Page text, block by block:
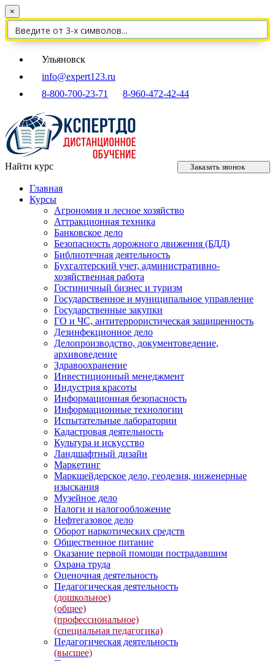
×
Ульяновск
info@expert123.ru
8-800-700-23-71
8-960-472-42-44
Найти курс Заказать звонок
Главная
Курсы
Агрономия и лесное хозяйство
Аттракционная техника
Банковское дело
Безопасность дорожного движения (БДД)
Библиотечная деятельность
Бухгалтерский учет, административно-
хозяйственная работа
Гостиничный бизнес и туризм
Государственное и муниципальное управление
Государственные закупки
ГО и ЧС, антитеррористическая защищенность
Дезинфекционное дело
Делопроизводство, документоведение,
архивоведение
Здравоохранение
Инвестиционный менеджмент
Индустрия красоты
Информационная безопасность
Информационные технологии
Испытательные лаборатории
Кадастровая деятельность
Культура и искусство
Ландшафтный дизайн
Маркетинг
Маркшейдерское дело, геодезия, инженерные
изыскания
Музейное дело
Налоги и налогообложение
Нефтегазовое дело
Оборот наркотических средств
Общественное питание
Оказание первой помощи пострадавшим
Охрана труда
Оценочная деятельность
Педагогическая деятельность
(дошкольное)
(общее)
(профессиональное)
(специальная педагогика)
Педагогическая деятельность
(высшее)